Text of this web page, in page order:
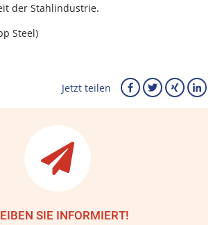
der Stahlindustrie.
Steel)
Jetzt teilen
SIE INFORMIERT!